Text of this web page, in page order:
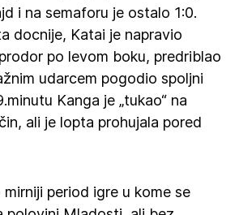
i na semaforu je ostalo 1:0.
docnije, Katai je napravio
po levom boku, predriblao
udarcem pogodio spoljni
Kanga je „tukao“ na
ali je lopta prohujala pored
period igre u kome se